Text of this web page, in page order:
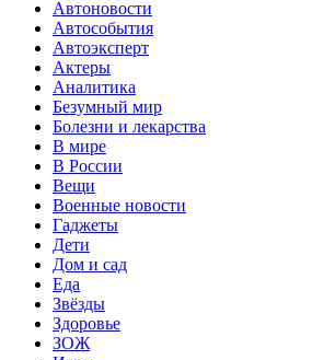
Автоновости
Автособытия
Автоэксперт
Актеры
Аналитика
Безумный мир
Болезни и лекарства
В мире
В России
Вещи
Военные новости
Гаджеты
Дети
Дом и сад
Еда
Звёзды
Здоровье
ЗОЖ